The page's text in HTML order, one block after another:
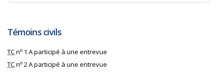
Témoins civils
TCno 1 A participé à une entrevue
TCno 2 A participé à une entrevue